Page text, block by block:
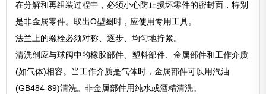
在分解和再组装过程中，必须小心防止损坏零件的密封面，特别
是非金属零件。取出O型圈时，应使用专用工具。
法兰上的螺栓必须对称、逐步、均匀地拧紧。
清洗剂应与球阀中的橡胶部件、塑料部件、金属部件和工作介质
(如气体)相容。当工作介质是气体时，金属部件可以用汽油
(GB484-89)清洗。非金属部件用纯水或酒精清洗。